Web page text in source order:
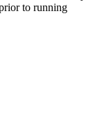
to running